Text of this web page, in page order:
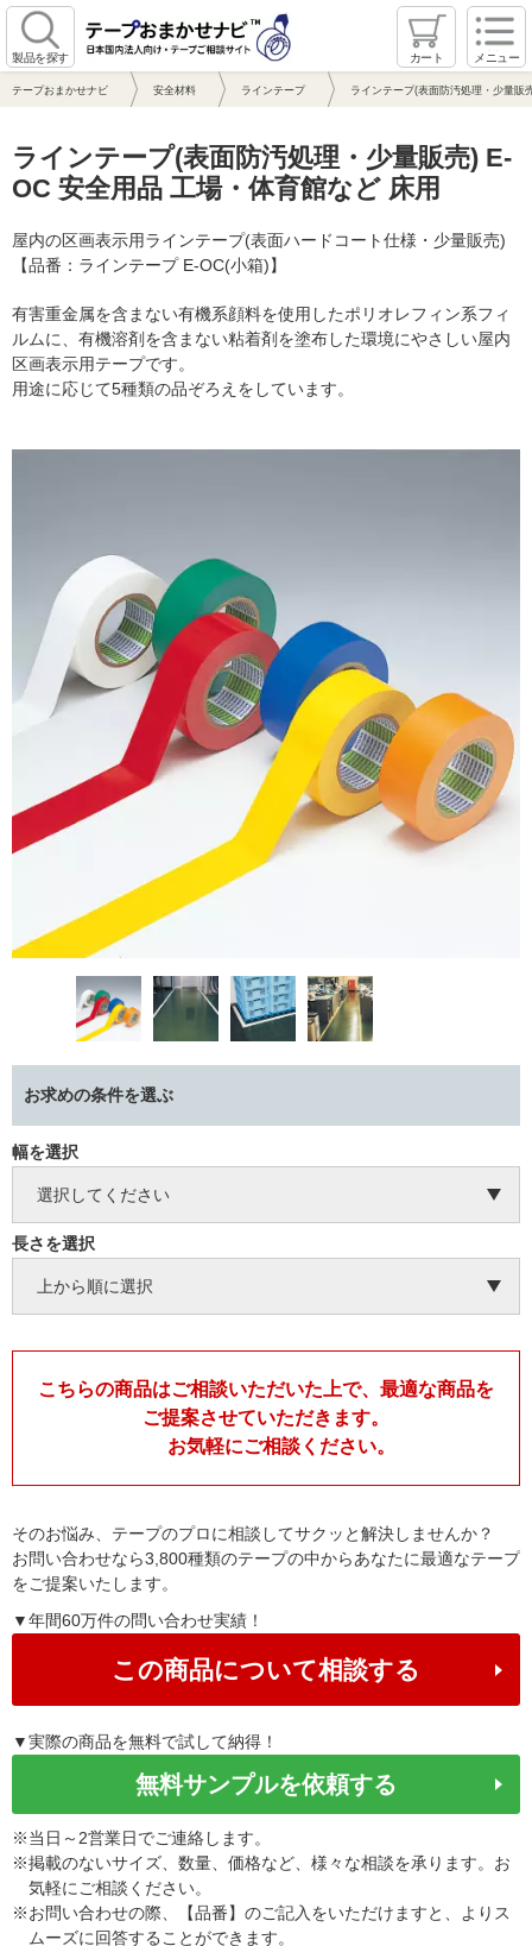
製品を探す カート メニュー
テープおまかせナビ 安全材料 ラインテープ ラインテープ(表面防汚処理・少量
ラインテープ(表面防汚処理・少量販売) E-
OC 安全用品 工場・体育館など 床用
屋内の区画表示用ラインテープ(表面ハードコート仕様・少量販売)
【品番：ラインテープ E-OC(小箱)】
有害重金属を含まない有機系顔料を使用したポリオレフィン系フィ
ルムに、有機溶剤を含まない粘着剤を塗布した環境にやさしい屋内
区画表示用テープです。
用途に応じて5種類の品ぞろえをしています。
お求めの条件を選ぶ
幅を選択
長さを選択
こちらの商品はご相談いただいた上で、最適な商品を
ご提案させていただきます。
お気軽にご相談ください。
そのお悩み、テープのプロに相談してサクッと解決しませんか？
お問い合わせなら3,800種類のテープの中からあなたに最適なテープ
をご提案いたします。
▼年間60万件の問い合わせ実績！
この商品について相談する
▼実際の商品を無料で試して納得！
無料サンプルを依頼する
※当日～2営業日でご連絡します。
※掲載のないサイズ、数量、価格など、様々な相談を承ります。お
気軽にご相談ください。
※お問い合わせの際、【品番】のご記入をいただけますと、よりス
ムーズに回答することができます。